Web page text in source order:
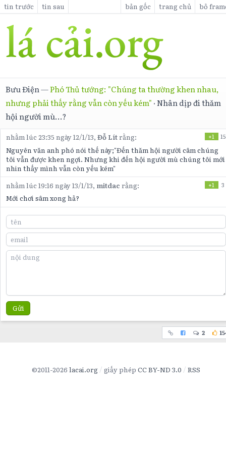
tin trước tin sau bản gốc trang chủ bỏ
Bưu Điện—Phó Thủ tướng: "Chúng ta thường khen nhau,
nhưng phải thấy rằng vẫn còn yếu kém" ·Nhân dịp đi thăm
hội người mù...?
nhằm lúc 23:35 ngày 12/1/13,Đỗ Lítrằng: +1 15
Nguyên văn anh phó nói thế này;"Đến thăm hội người câm chúng
tôi vẫn được khen ngợi. Nhưng khi đến hội người mù chúng tôi mới
nhin thấy mình vẫn còn yếu kém"
nhằm lúc 19:16 ngày 13/1/13, mitdac rằng: +1 3
Mới chơi sâm xong hả?
Gửi
2
©2011-2026 lacai.org giấy phép CC BY-ND 3.0 RSS